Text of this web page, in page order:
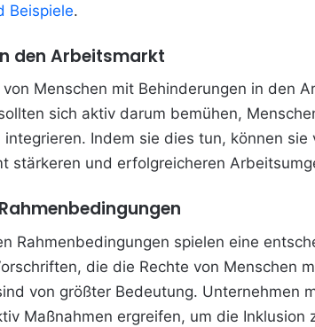
Beispiele.
den Arbeitsmarkt
Menschen mit Behinderungen in den
sich aktiv darum bemühen,
integrieren. Indem sie dies tun, können
stärkeren und erfolgreicheren
Rahmenbedingungen spielen eine
die die Rechte von Menschen
von größter Bedeutung. Unternehmen
Maßnahmen ergreifen, um die Inklusion